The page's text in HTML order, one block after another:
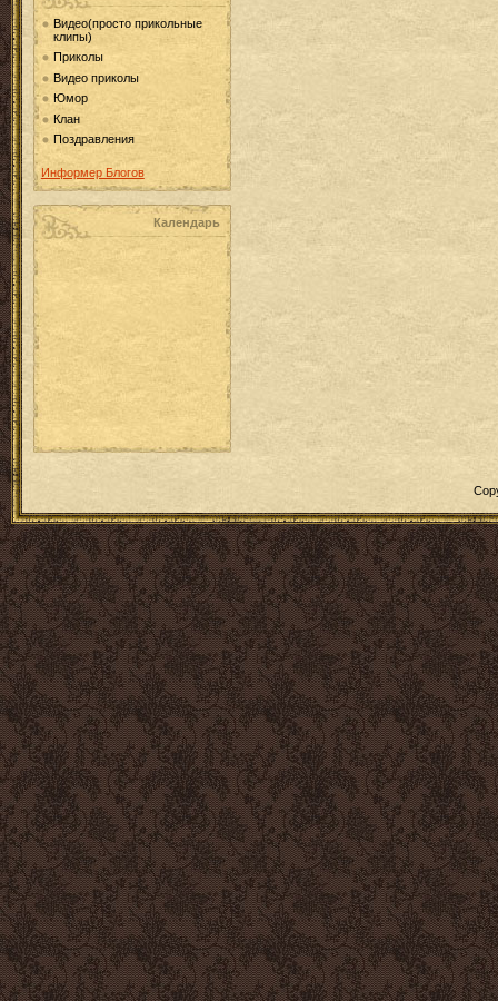
Видео(просто прикольные
клипы)
Приколы
Видео приколы
Юмор
Клан
Поздравления
Информер Блогов
Календарь